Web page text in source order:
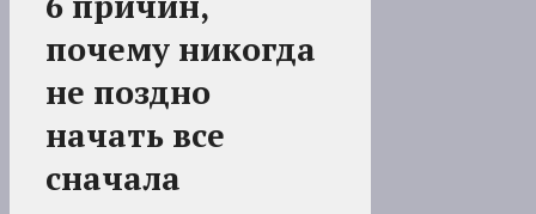
почему никогда
не поздно
начать все
сначала